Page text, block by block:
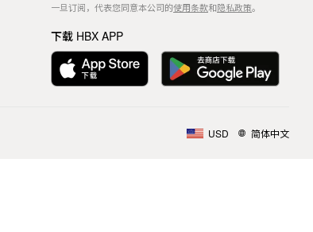
一旦订阅，代表您同意本公司的使用条款和隐私政策。
下载 HBX APP
USD 简体中文